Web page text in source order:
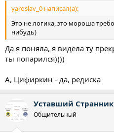
yaroslav_0 написал(а):
Это не логика, это мороша
нибудь)
Да я поняла, я видела ту
ты попарился))))
А, Цифиркин - да, редиска
Уставший Странник
Общительный